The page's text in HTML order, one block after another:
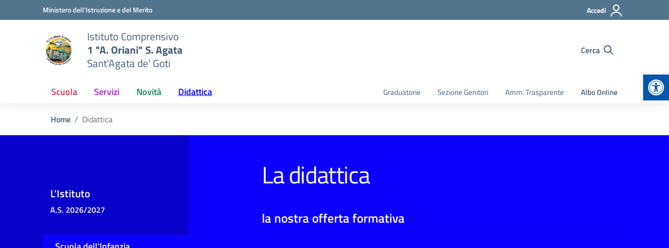
Vai ai contenuti
Vai al menu di navigazioneMinistero dell'Istruzione e del Merito Accedi
Istituto Comprensivo
1 "A. Oriani" S. Agata
Sant'Agata de' Goti
Cerca
Scuola Servizi Novità Didattica Graduatorie Sezione Genitori Amm. Trasparente Albo Online
Home Didattica
La didattica
la nostra offerta formativa
L'Istituto
A.S. 2026/2027